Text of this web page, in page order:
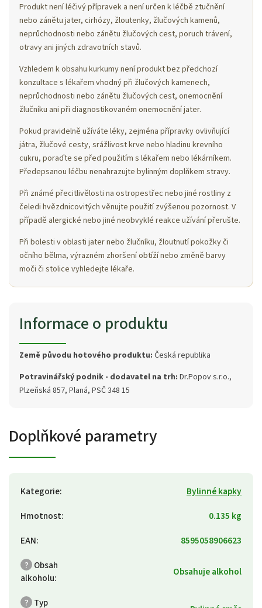
Produkt není léčivý přípravek a není určen k léčbě ztučnění
nebo zánětu jater, cirhózy, žloutenky, žlučových kamenů,
neprůchodnosti nebo zánětu žlučových cest, poruch trávení,
otravy ani jiných zdravotních stavů.
Vzhledem k obsahu kurkumy není produkt bez předchozí
konzultace s lékařem vhodný při žlučových kamenech,
neprůchodnosti nebo zánětu žlučových cest, onemocnění
žlučníku ani při diagnostikovaném onemocnění jater.
Pokud pravidelně užíváte léky, zejména přípravky ovlivňující
játra, žlučové cesty, srážlivost krve nebo hladinu krevního
cukru, poraďte se před použitím s lékařem nebo lékárníkem.
Předepsanou léčbu nenahrazujte bylinným doplňkem stravy.
Při známé přecitlivělosti na ostropestřec nebo jiné rostliny z
čeledi hvězdnicovitých věnujte použití zvýšenou pozornost. V
případě alergické nebo jiné neobvyklé reakce užívání přerušte.
Při bolesti v oblasti jater nebo žlučníku, žloutnutí pokožky či
očního bělma, výrazném zhoršení obtíží nebo změně barvy
moči či stolice vyhledejte lékaře.
Informace o produktu
Země původu hotového produktu: Česká republika
Potravinářský podnik - dodavatel na trh: Dr.Popov s.r.o.,
Plzeňská 857, Planá, PSČ 348 15
Doplňkové parametry
Kategorie:
Bylinné kapky
Hmotnost:
0.135 kg
EAN:
8595058906623
? Obsah
alkoholu: Obsahuje alkohol
? Typ